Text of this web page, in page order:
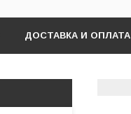
ДОСТАВКА И ОПЛАТА